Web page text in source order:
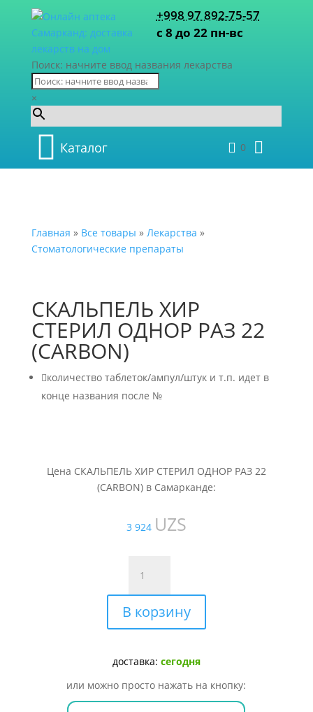
+998 97 892-75-57
с 8 до 22 пн-вс
Поиск: начните ввод названия лекарства
×
Каталог 0
Главная » Все товары » Лекарства »
Стоматологические препараты
СКАЛЬПЕЛЬ ХИР
СТЕРИЛ ОДНОР РАЗ 22
(CARBON)
количество таблеток/ампул/штук и т.п. идет в
конце названия после №
Цена СКАЛЬПЕЛЬ ХИР СТЕРИЛ ОДНОР РАЗ 22
(CARBON) в Самарканде:
3 924 UZS
товара
СКАЛЬПЕЛЬ
ХИР
СТЕРИЛ
РАЗ
(CARBON)
В корзину
доставка: сегодня
или можно просто нажать на кнопку: